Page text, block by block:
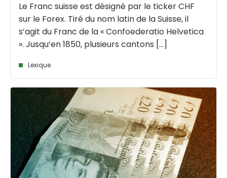
Le Franc suisse est désigné par le ticker CHF
sur le Forex. Tiré du nom latin de la Suisse, il
s’agit du Franc de la « Confoederatio Helvetica
». Jusqu’en 1850, plusieurs cantons [...]
Lexique